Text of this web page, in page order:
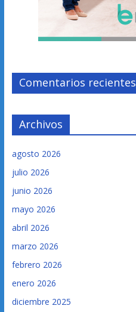
Comentarios recientes
Archivos
agosto 2026
julio 2026
junio 2026
mayo 2026
abril 2026
marzo 2026
febrero 2026
enero 2026
diciembre 2025